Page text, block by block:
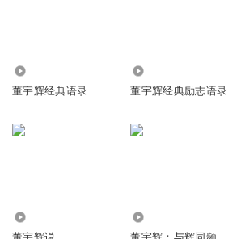
董宇辉经典语录 董宇辉经典励志语录
董宇辉说 董宇辉：与辉同频